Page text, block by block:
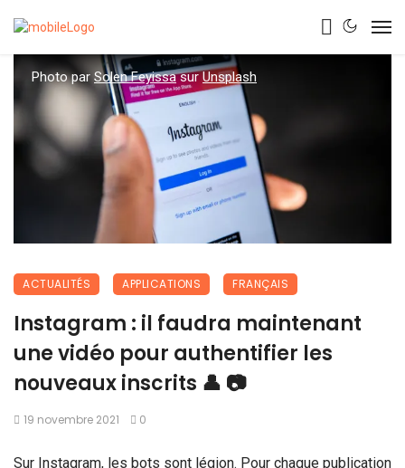
Photo par Solen FeyissasurUnsplash
ACTUALITÉS APPLICATIONS FRANÇAIS
Instagram : il faudra maintenant
une vidéo pour authentifier les
nouveaux inscrits 👤 📷
19 novembre 2021 0
Sur Instagram, les bots sont légion. Pour chaque publication